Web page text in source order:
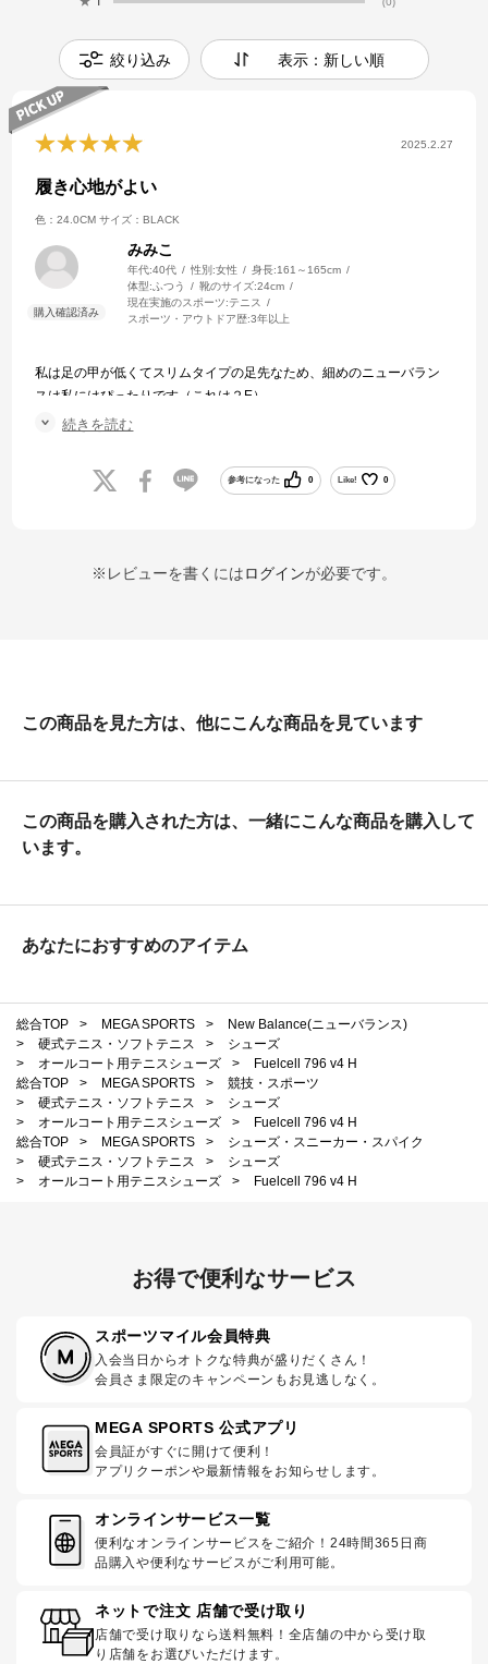
絞り込み 表示：新しい順
2025.2.27
履き心地がよい
色：24.0CM サイズ：BLACK
みみこ
年代:40代 性別:女性 身長:161～165cm
体型: ふつう 靴のサイズ:24cm
現在実施のスポーツ:テニス
スポーツ・アウトドア歴:3年以上
私は足の甲が低くてスリムタイプの足先なため、細めのニューバラン
スは私にはぴったりです（これは２E）。
フィット感もあり、中で足が動くこともなく 履き心地いいです。
続きを読む
参考になった 0 Like! 0
※レビューを書くにはログインが必要です。
この商品を見た方は、他にこんな商品を見ています
この商品を購入された方は、一緒にこんな商品を購入して
います。
あなたにおすすめのアイテム
総合TOP > MEGA SPORTS >
New Balance(ニューバランス)
>
硬式テニス・ソフトテニス >
シューズ
>
オールコート用テニスシューズ >
Fuelcell 796 v4 H
総合TOP
> MEGA SPORTS >
競技・スポーツ
>
硬式テニス・ソフトテニス >
シューズ
>
オールコート用テニスシューズ >
Fuelcell 796 v4 H
総合TOP
> MEGA SPORTS >
シューズ・スニーカー・スパイク
>
硬式テニス・ソフトテニス >
シューズ
>
オールコート用テニスシューズ > Fuelcell 796 v4 H
お得で便利なサービス
スポーツマイル会員特典
入会当日からオトクな特典が盛りだくさん！
会員さま限定のキャンペーンもお見逃しなく。
MEGA SPORTS 公式アプリ
会員証がすぐに開けて便利！
アプリクーポンや最新情報をお知らせします。
オンラインサービス一覧
便利なオンラインサービスをご紹介！24時間365日商
品購入や便利なサービスがご利用可能。
ネットで注文 店舗で受け取り
店舗で受け取りなら送料無料！全店舗の中から受け取
り店舗をお選びいただけます。